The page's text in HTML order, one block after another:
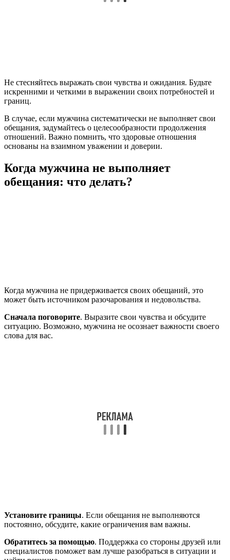
Не стесняйтесь выражать свои чувства и ожидания. Будьте
искренними и четкими в выражении своих потребностей и
границ.
В случае, если мужчина систематически не выполняет свои
обещания, задумайтесь о целесообразности продолжения
отношений. Важно помнить, что здоровые отношения
основаны на взаимном уважении и доверии.
Когда мужчина не выполняет
обещания: что делать?
Когда мужчина не придерживается своих обещаний, это
может быть источником разочарования и недовольства.
Сначала поговорите. Выразите свои чувства и обсудите
ситуацию. Возможно, мужчина не осознает важности своего
слова для вас.
Установите границы. Если обещания не выполняются
постоянно, обсудите, какие ограничения вам важны.
Обратитесь за помощью. Поддержка со стороны друзей или
специалистов поможет вам лучше разобраться в ситуации и